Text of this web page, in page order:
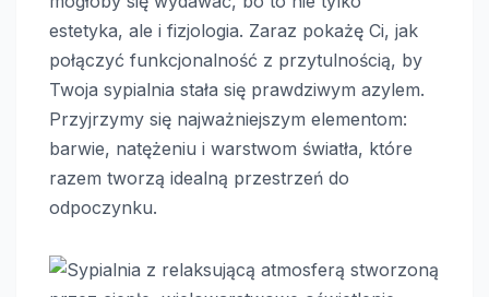
estetyka, ale i fizjologia. Zaraz pokażę Ci, jak
połączyć funkcjonalność z przytulnością, by
Twoja sypialnia stała się prawdziwym azylem.
Przyjrzymy się najważniejszym elementom:
barwie, natężeniu i warstwom światła, które
razem tworzą idealną przestrzeń do
odpoczynku.